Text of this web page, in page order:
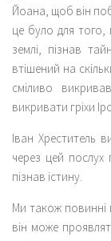
Йоана, щоб він
це було для
землі, пізнав
втішений на
сміливо
викривати гріхи
Іван Хреститель
через цей послух
пізнав істину.
Ми також повинні
він може